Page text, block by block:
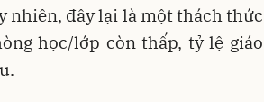
nhiên, đây lại là một thách thức
học/lớp còn thấp, tỷ lệ giáo